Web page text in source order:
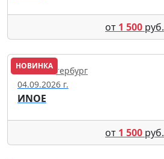
от 1 500 руб.
НОВИНКА
Санкт-Петербург
04.09.2026 г.
ИNОЕ
от 1 500 руб.